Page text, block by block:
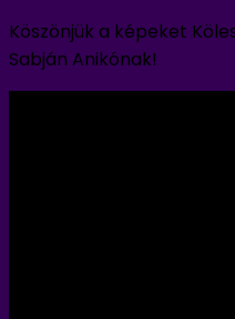
Köszönjük a képeket
Sabján Anikónak!